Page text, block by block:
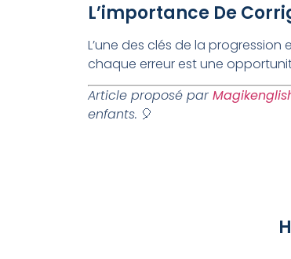
L’importance De
L’une des clés de la
chaque erreur est une
Article proposé par
enfants. 🎈